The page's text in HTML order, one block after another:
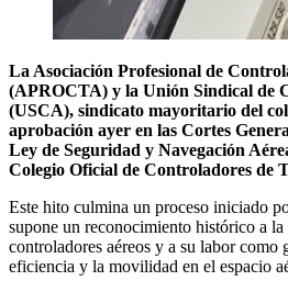
La Asociación Profesional de
(APROCTA) y la Unión Sindical de
(USCA), sindicato mayoritario del
aprobación ayer en las Cortes
Ley de Seguridad y Navegación
Colegio Oficial de Controladores de
Este hito culmina un proceso iniciado
supone un reconocimiento histórico a
controladores aéreos y a su labor como
eficiencia y la movilidad en el espacio